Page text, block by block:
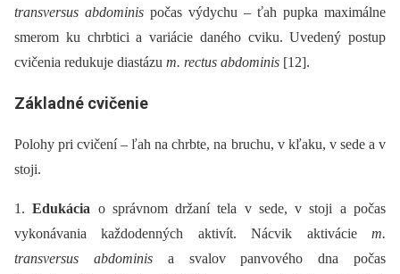
transversus abdominis počas výdychu –⁠ ťah pupka maximálne
smerom ku chrbtici a variácie daného cviku. Uvedený postup
cvičenia redukuje diastázu m. rectus abdominis [12].
Základné cvičenie
Polohy pri cvičení –⁠ ľah na chrbte, na bruchu, v kľaku, v sede a v
stoji.
1.Edukácia o správnom držaní tela v sede, v stoji a počas
vykonávania každodenných aktivít. Nácvik aktivácie m.
transversus abdominis a svalov panvového dna počas